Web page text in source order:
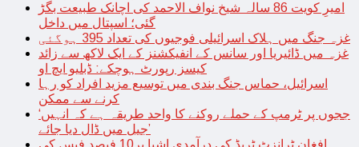
امیرِ کویت 86 سالہ شیخ نواف الاحمد کی اچانک طبیعت بگڑ
گئی؛ اسپتال میں داخل
غزہ جنگ میں ہلاک اسرائیلی فوجیوں کی تعداد 395 ہوگئی
غزہ میں ڈائیریا اور سانس کے انفیکشنز کے ایک لاکھ سے زائد
کیسز رپورٹ ہوچکے: ڈبلیو ایچ او
اسرائیل، حماس جنگ بندی میں توسیع مزید افراد کو رہا
کرنے سے ممکن
‘ججوں پر ٹرمپ کے حملے روکنے کا واحد طریقہ ہے کہ انہیں
جیل میں ڈال دیا جائے’
افغان ٹرانزٹ ٹریڈ کی درآمدی اشیا پر10 فیصد فیس کی